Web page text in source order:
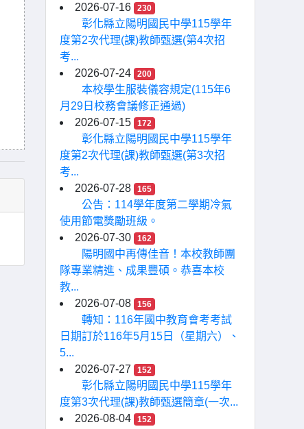
2026-07-16
230
彰化縣立陽明國民中學115學年
度第2次代理(課)教師甄選(第4次招
考...
2026-07-24
200
本校學生服裝儀容規定(115年6
月29日校務會議修正通過)
2026-07-15
172
彰化縣立陽明國民中學115學年
度第2次代理(課)教師甄選(第3次招
考...
2026-07-28
165
公告：114學年度第二學期冷氣
使用節電獎勵班級。
2026-07-30
162
陽明國中再傳佳音！本校教師團
隊專業精進、成果豐碩。恭喜本校
教...
2026-07-08
156
轉知：116年國中教育會考考試
日期訂於116年5月15日（星期六）、
5...
2026-07-27
152
彰化縣立陽明國民中學115學年
度第3次代理(課)教師甄選簡章(一次...
2026-08-04
152